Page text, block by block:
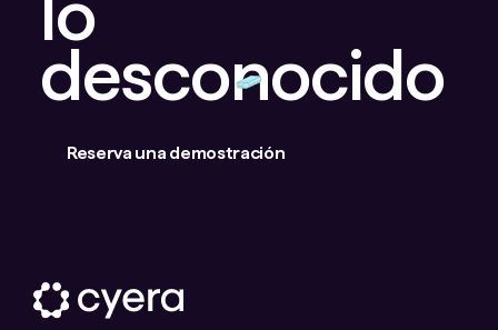
desconocido
Reserva una demostración